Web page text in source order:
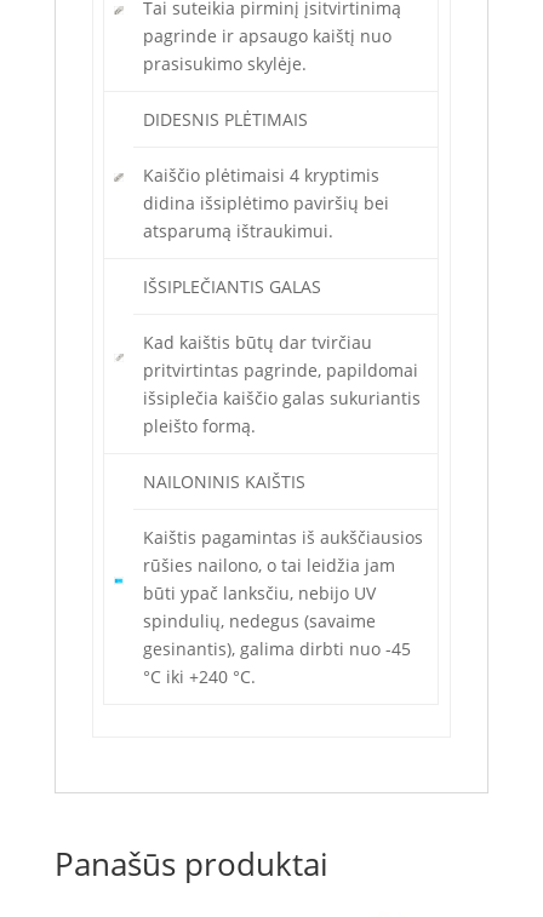
Tai suteikia pirminį įsitvirtinimą
pagrinde ir apsaugo kaištį nuo
prasisukimo skylėje.
DIDESNIS PLĖTIMAIS
Kaiščio plėtimaisi 4 kryptimis
didina išsiplėtimo paviršių bei
atsparumą ištraukimui.
IŠSIPLEČIANTIS GALAS
Kad kaištis būtų dar tvirčiau
pritvirtintas pagrinde, papildomai
išsiplečia kaiščio galas sukuriantis
pleišto formą.
NAILONINIS KAIŠTIS
Kaištis pagamintas iš aukščiausios
rūšies nailono, o tai leidžia jam
būti ypač lanksčiu, nebijo UV
spindulių, nedegus (savaime
gesinantis), galima dirbti nuo -45
°C iki +240 °C.
Panašūs produktai